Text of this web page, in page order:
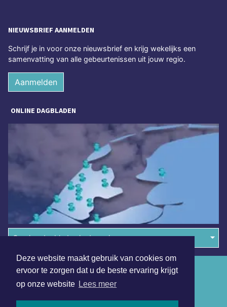
Deze website maakt gebruik van cookies om
ervoor te zorgen dat u de beste ervaring krijgt
op onze website Lees meer
NIEUWSBRIEF AANMELDEN
Schrijf je in voor onze nieuwsbrief en krijg wekelijks een
samenvatting van alle gebeurtenissen uit jouw regio.
Aanmelden
ONLINE DAGBLADEN
Overige dagbladen in de regio
Algemene voorwaarden
Disclaimer